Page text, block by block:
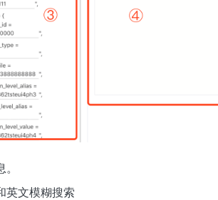
英文模糊搜索